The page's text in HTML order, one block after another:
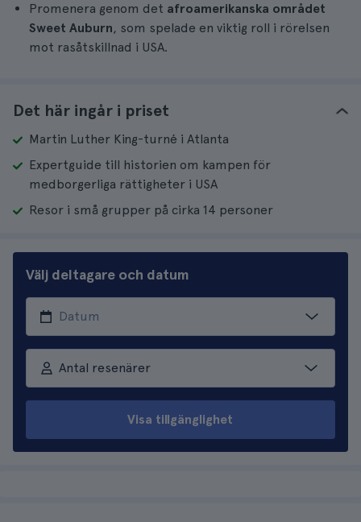
Promenera genom det afroamerikanska området
Sweet Auburn, som spelade en viktig roll i rörelsen
mot rasåtskillnad i USA.
Det här ingår i priset
Martin Luther King-turné i Atlanta
Expertguide till historien om kampen för
medborgerliga rättigheter i USA
Resor i små grupper på cirka 14 personer
Välj deltagare och datum
Antal resenärer
Visa tillgänglighet